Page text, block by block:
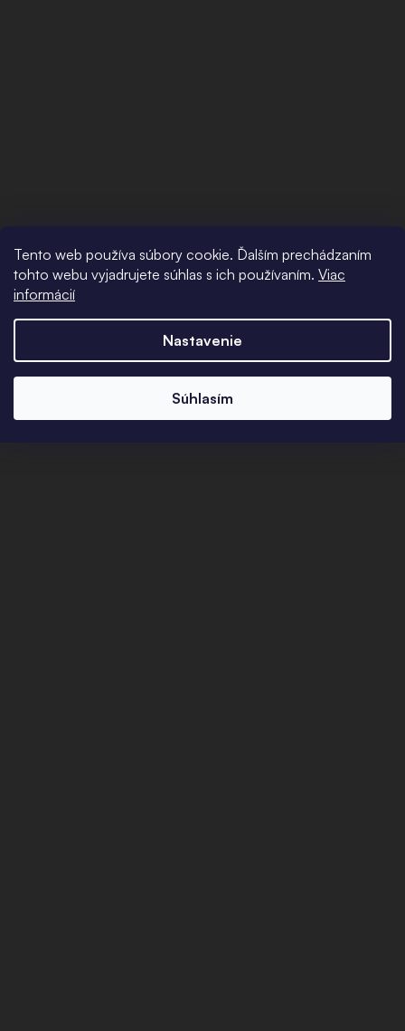
Tento web používa súbory cookie. Ďalším prechádzaním
tohto webu vyjadrujete súhlas s ich používaním. Viac
informácií
Nastavenie
Súhlasím